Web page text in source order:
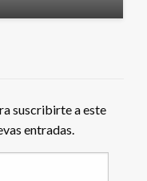
suscribirte a este
entradas.